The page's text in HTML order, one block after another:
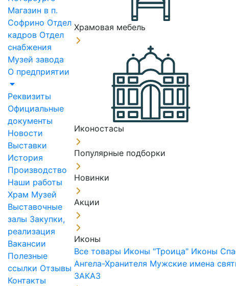
Магазин в п.
Софрино Отдел
кадров Отдел
снабжения
Музей завода
О предприятии
Реквизиты
Официальные
документы
Новости
Выставки
История
Производство
Наши работы
Храм Музей
Выставочные
залы Закупки,
реализация
Вакансии
Полезные
ссылки Отзывы
Контакты
Храмовая мебель
Иконостасы
Популярные подборки
Новинки
Акции
Иконы
Все товары Иконы "Троица" Иконы
Ангела-Хранителя Мужские имена
ЗАКАЗ